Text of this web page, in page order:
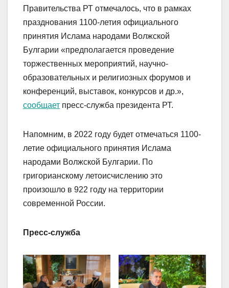
Правительства РТ отмечалось, что в рамках
празднования 1100-летия официального
принятия Ислама народами Волжской
Булгарии «предполагается проведение
торжественных мероприятий, научно-
образовательных и религиозных форумов и
конференций, выставок, конкурсов и др.»,
сообщает пресс-служба президента РТ.
Напомним, в 2022 году будет отмечаться 1100-
летие официального принятия Ислама
народами Волжской Булгарии. По
григорианскому летоисчислению это
произошло в 922 году на территории
современной России.
Пресс-служба